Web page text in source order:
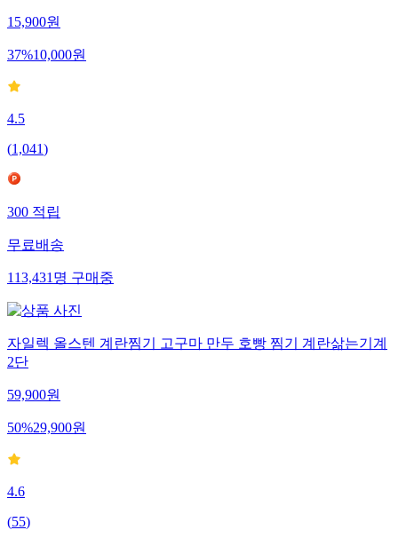
15,900원
37%10,000원
4.5
(1,041)
300 적립
무료배송
113,431 명 구매중
자일렉 올스텐 계란찜기 고구마 만두 호빵 찜기 계란삶는기계
2단
59,900원
50%29,900원
4.6
(55)